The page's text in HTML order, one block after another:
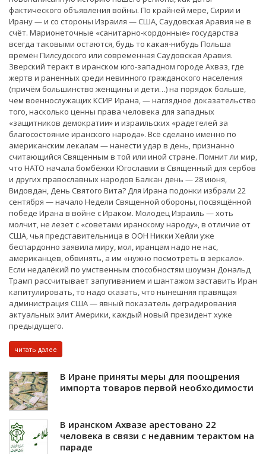
фактического объявления войны. По крайней мере, Сирии и
Ирану — и со стороны Израиля — США, Саудовская Аравия не в
счёт. Марионеточные «санитарно-кордонные» государства
всегда таковыми остаются, будь то какая-нибудь Польша
времён Пилсудского или современная Саудовская Аравия.
Зверский теракт в иранском юго-западном городе Ахваз, где
жертв и раненных среди невинного гражданского населения
(причём большинство женщины и дети…) на порядок больше,
чем военнослужащих КСИР Ирана, — наглядное доказательство
того, насколько ценны права человека для западных
«защитников демократии» и израильских «радетелей за
благосостояние иранского народа». Всё сделано именно по
американским лекалам — нанести удар в день, признанно
считающийся Священным в той или иной стране. Помнит ли мир,
что НАТО начала бомбёжки Югославии в Священный для сербов
и других православных народов Балкан день — 28 июня,
Видовдан, День Святого Вита? Для Ирана подонки избрали 22
сентября — начало Недели Священной обороны, посвящённой
победе Ирана в войне с Ираком. Молодец Израиль — хоть
молчит, не лезет с «советами иранскому народу», в отличие от
США, чья представительница в ООН Никки Хейли уже
беспардонно заявила миру, мол, иранцам надо не нас,
американцев, обвинять, а им «нужно посмотреть в зеркало».
Если недалёкий по умственным способностям шоумэн Дональд
Трамп рассчитывает запугиванием и шантажом заставить Иран
капитулировать, то надо сказать, что нынешняя правящая
администрация США — явный показатель деградирования
актуальных элит Америки, каждый новый президент хуже
предыдущего.
читать далее
В Иране приняты меры для поощрения
импорта товаров первой необходимости
В иранском Ахвазе арестовано 22
человека в связи с недавним терактом на
параде